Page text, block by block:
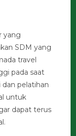
yang
SDM yang
travel
pada saat
pelatihan
untuk
dapat terus